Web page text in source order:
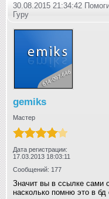
30.08.2015 21:34:42
Гуру
gemiks
Мастер
Дата регистрации:
17.03.2013 18:03:11
Сообщений: 177
Значит вы в ссылке сами
насколько помню это в